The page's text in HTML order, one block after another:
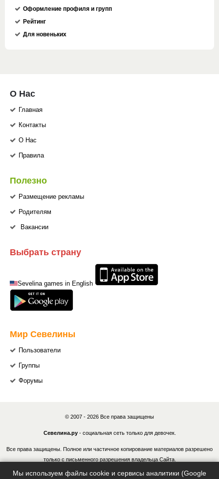
Оформление профиля и групп
Рейтинг
Для новеньких
О Нас
Главная
Контакты
О Нас
Правила
Полезно
Размещение рекламы
Родителям
Вакансии
Выбрать страну
Sevelina games in English
Мир Севелины
Пользователи
Группы
Форумы
© 2007 - 2026 Все права защищены
Севелина.ру- социальная сеть только для девочек.
Все права защищены. Полное или частичное копирование материалов разрешено
только с письменного разрешения владельца Сайта.
В случае обнаружения нарушений, виновные лица могут быть привлечены к
Мы используем файлы cookie и сервисы аналитики (Google